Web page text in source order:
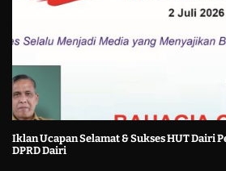
Iklan Ucapan Selamat & Sukses HUT Dairi
DPRD Dairi